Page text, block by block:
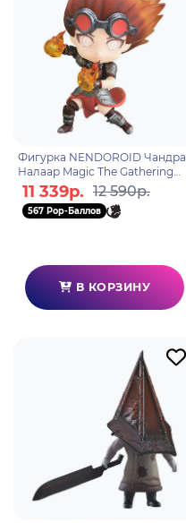
Фигурка NENDOROID Чандра
Налаар Magic The Gathering
Chandra Nalaar 575830
11 339р. 12 590р.
567 Pop-Баллов
В КОРЗИНУ